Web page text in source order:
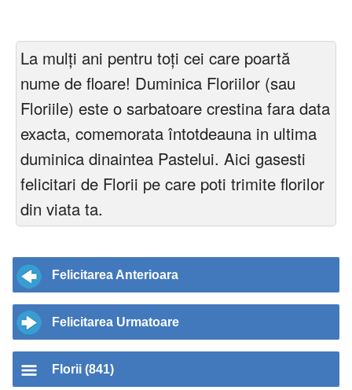
La mulți ani pentru toți cei care poartă
nume de floare! Duminica Floriilor (sau
Floriile) este o sarbatoare crestina fara data
exacta, comemorata întotdeauna in ultima
duminica dinaintea Pastelui. Aici gasesti
felicitari de Florii pe care poti trimite florilor
din viata ta.
Felicitarea Anterioara
Felicitarea Urmatoare
Florii (841)